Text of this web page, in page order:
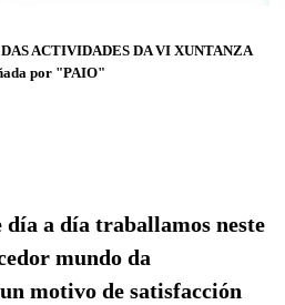
ACTIVIDADES DA VI XUNTANZA
por "PAIO"
día a día traballamos neste
mundo da
motivo de satisfacción